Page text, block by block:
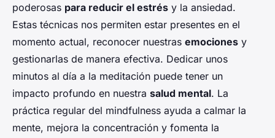
poderosas para reducir el estrés y la ansiedad.
Estas técnicas nos permiten estar presentes en el
momento actual, reconocer nuestras emociones y
gestionarlas de manera efectiva. Dedicar unos
minutos al día a la meditación puede tener un
impacto profundo en nuestra salud mental. La
práctica regular del mindfulness ayuda a calmar la
mente, mejora la concentración y fomenta la